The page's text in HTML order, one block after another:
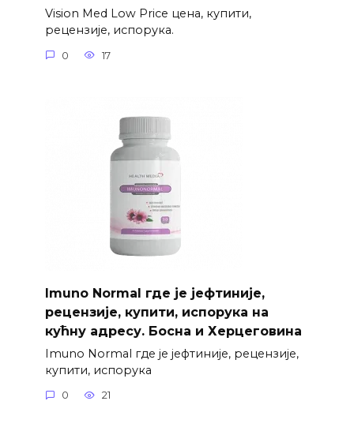
Vision Med Low Price цена, купити,
рецензије, испорука.
0 17
Imuno Normal где је јефтиније,
рецензије, купити, испорука на
кућну адресу. Босна и Херцеговина
Imuno Normal где је јефтиније, рецензије,
купити, испорука
0 21